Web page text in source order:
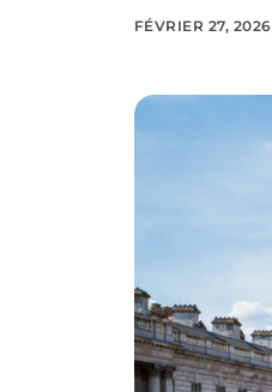
FÉVRIER 27, 2026